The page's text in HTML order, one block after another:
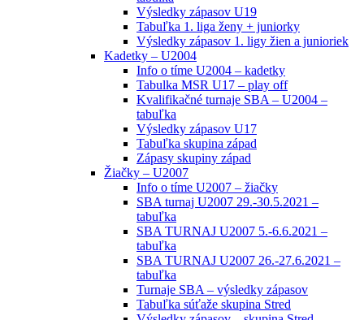
Výsledky zápasov U19
Tabuľka 1. liga ženy + juniorky
Výsledky zápasov 1. ligy žien a junioriek
Kadetky – U2004
Info o tíme U2004 – kadetky
Tabulka MSR U17 – play off
Kvalifikačné turnaje SBA – U2004 –
tabuľka
Výsledky zápasov U17
Tabuľka skupina západ
Zápasy skupiny západ
Žiačky – U2007
Info o tíme U2007 – žiačky
SBA turnaj U2007 29.-30.5.2021 –
tabuľka
SBA TURNAJ U2007 5.-6.6.2021 –
tabuľka
SBA TURNAJ U2007 26.-27.6.2021 –
tabuľka
Turnaje SBA – výsledky zápasov
Tabuľka súťaže skupina Stred